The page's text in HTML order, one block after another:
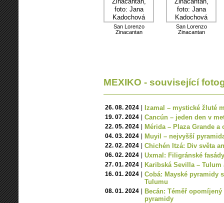
San Lorenzo
Zinacantan
San Lorenzo
Zinacantan
MEXIKO - související
26. 08. 2024 Izamal – mystické žluté
19. 07. 2024 Cancún – jeden den v
22. 05. 2024 Mérida – Plaza Grande a
04. 03. 2024 Muyil – nejvyšší
22. 02. 2024 Chichén Itzá: Div světa
06. 02. 2024 Uxmal: Filigránské
27. 01. 2024 Karibská Sevilla –
16. 01. 2024
Cobá: Mayské pyramidy
Tulumu
08. 01. 2024
Becán: Téměř
pyramidy